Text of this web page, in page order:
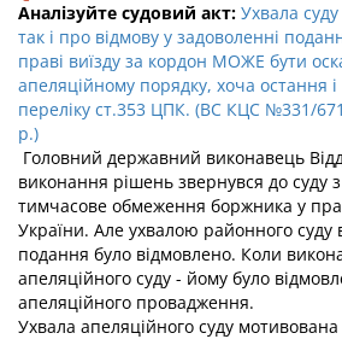
Аналізуйте судовий акт: Ухвала
так і про відмову у задоволенні
праві виїзду за кордон МОЖЕ бути
апеляційному порядку, хоча остання
переліку ст.353 ЦПК. (ВС КЦС №331/
р.)
Головний державний виконавець
виконання рішень звернувся до суду
тимчасове обмеження боржника у
України. Але ухвалою районного суду
подання було відмовлено. Коли
апеляційного суду - йому було
апеляційного провадження.
Ухвала апеляційного суду